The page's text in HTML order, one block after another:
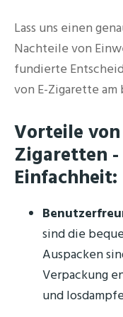
Lass uns einen
Nachteile von
fundierte
von E-Zigarette
Vorteile
Zigaretten
Einfachheit:
sind die
Auspacken
Verpackung
und